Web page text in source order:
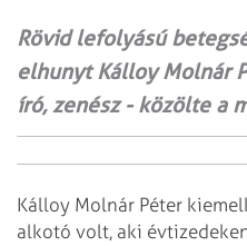
Rövid lefolyású
elhunyt Kálloy Molnár
író, zenész - közölte a
Kálloy Molnár Péter
alkotó volt, aki